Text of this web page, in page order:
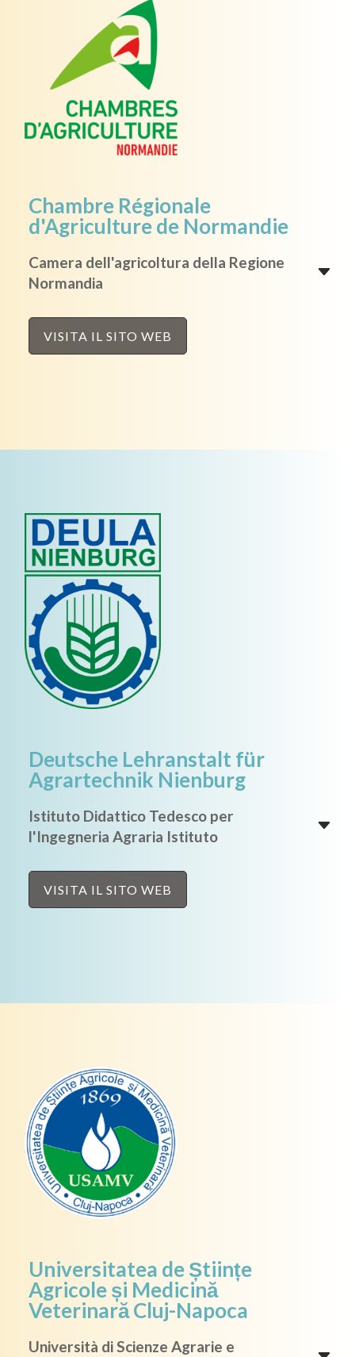
Chambre Régionale
d'Agriculture de Normandie
Camera dell'agricoltura della Regione
Normandia
VISITA IL SITO WEB
Deutsche Lehranstalt für
Agrartechnik Nienburg
Istituto Didattico Tedesco per
l'Ingegneria Agraria Istituto
VISITA IL SITO WEB
Universitatea de Științe
Agricole și Medicină
Veterinară Cluj-Napoca
Università di Scienze Agrarie e